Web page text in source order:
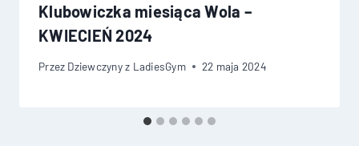
Klubowiczka miesiąca Wola –
KWIECIEŃ 2024
Przez Dziewczyny z LadiesGym 22 maja 2024